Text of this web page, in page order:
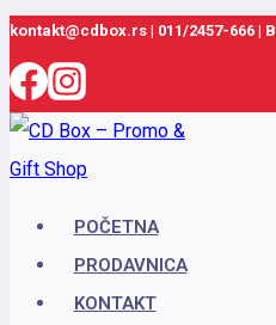
Skip
to
content
kontakt@cdbox.rs | 011/2457-666 |
POČETNA
PRODAVNICA
KONTAKT